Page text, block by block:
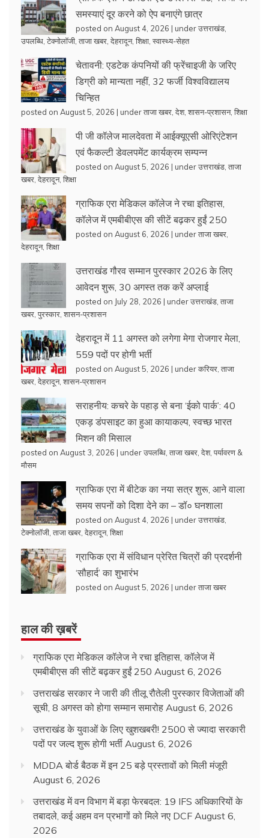
समस्याएं दूर करने को ऐप बनाएंगे छात्र
posted on August 4, 2026 | underउत्तराखंड
उपलब्धि टेक्नोलॉजी ताजा खबर देहरादून, शिक्षा स्वास्थ्य-सेहत
चेतावनी: एडटेक कंपनियों की फ्रेंचाइजी के जरिए
डिग्री को मान्यता नहीं, 32 फर्जी विश्वविद्यालय
चिन्हित
posted on August 5, 2026 | underताजा खबर देश, शासन-प्रशासन, शिक्षा
पी जी कॉलेज मालदेवता में आईक्यूएसी ओरिएंटेशन
एवं फैकल्टी डेवलपमेंट कार्यक्रम सम्पन्न
posted on August 5, 2026 | underउत्तराखंड ताजा
खबर देहरादून, शिक्षा
ग्राफिक एरा मेडिकल कॉलेज ने रचा इतिहास,
कॉलेज में एमबीबीएस की सीटें बढ़कर हुईं 250
posted on August 6, 2026 | underताजा खबर
देहरादून, शिक्षा
उत्तराखंड गौरव सम्मान पुरस्कार 2026 के लिए
आवेदन शुरू, 30 अगस्त तक करें अप्लाई
posted on July 28, 2026 | underउत्तराखंड ताजा
खबर पुरस्कार शासन-प्रशासन
देहरादून में 11 अगस्त को लगेगा मेगा रोजगार मेला,
559 पदों पर होगी भर्ती
posted on August 5, 2026 | underकरियर ताजा
खबर देहरादून, शासन-प्रशासन
सराहनीय: कचरे के पहाड़ से बना ‘ईको पार्क’: 40
एकड़ डंपसाइट का हुआ कायाकल्प, स्वच्छ भारत
मिशन की मिसाल
posted on August 3, 2026 | underउपलब्धि ताजा खबर देश, पर्यावरण &
मौसम
ग्राफिक एरा में बीटेक का नया सत्र शुरू, आने वाला
समय सपनों को दिशा देने का – डॉ० घनशाला
posted on August 4, 2026 | underउत्तराखंड
टेक्नोलॉजी ताजा खबर देहरादून, शिक्षा
ग्राफिक एरा में संविधान प्रेरित चित्रों की प्रदर्शनी
‘सौहार्द’ का शुभारंभ
posted on August 5, 2026 | underताजा खबर
हाल की ख़बरें
ग्राफिक एरा मेडिकल कॉलेज ने रचा इतिहास, कॉलेज में
एमबीबीएस की सीटें बढ़कर हुईं 250 August 6, 2026
उत्तराखंड सरकार ने जारी की तीलू रौतेली पुरस्कार विजेताओं की
सूची, 8 अगस्त को होगा सम्मान समारोह August 6, 2026
उत्तराखंड के युवाओं के लिए खुशखबरी! 2500 से ज्यादा सरकारी
पदों पर जल्द शुरू होगी भर्ती August 6, 2026
MDDA बोर्ड बैठक में इन 25 बड़े प्रस्तावों को मिली मंजूरी
August 6, 2026
उत्तराखंड में वन विभाग में बड़ा फेरबदल: 19 IFS अधिकारियों के
तबादले, कई अहम वन प्रभागों को मिले नए DCF August 6,
2026